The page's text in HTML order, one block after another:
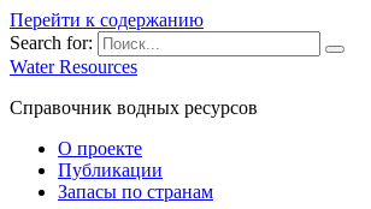
Перейти к содержанию
Search for:
Water Resources
Справочник водных ресурсов
О проекте
Публикации
Запасы по странам